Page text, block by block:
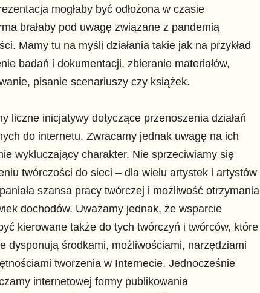
mogłaby być odłożona w czasie
brałaby pod uwagę związane z pandemią
Mamy tu na myśli działania takie jak na przykład
badań i dokumentacji, zbieranie materiałów,
pisanie scenariuszy czy książek.
liczne inicjatywy dotyczące przenoszenia działań
do internetu. Zwracamy jednak uwagę na ich
wykluczający charakter. Nie sprzeciwiamy się
twórczości do sieci – dla wielu artystek i artystów
szansa pracy twórczej i możliwość otrzymania
dochodów. Uważamy jednak, że wsparcie
kierowane także do tych twórczyń i twórców, które
dysponują środkami, możliwościami, narzędziami
tworzenia w Internecie. Jednocześnie
internetowej formy publikowania